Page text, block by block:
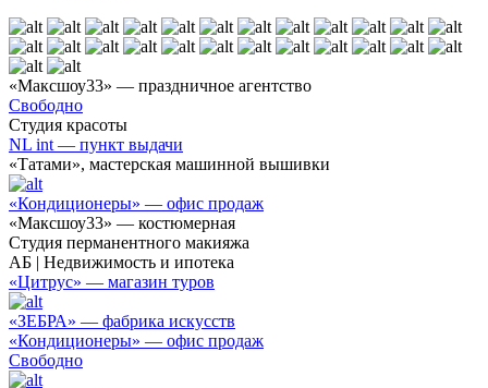
«Максшоу33» — праздничное агентство
Свободно
Студия красоты
NL int — пункт выдачи
«Татами», мастерская машинной вышивки
«Кондиционеры» — офис продаж
«Максшоу33» — костюмерная
Студия перманентного макияжа
АБ | Недвижимость и ипотека
«Цитрус» — магазин туров
«ЗЕБРА» — фабрика искусств
«Кондиционеры» — офис продаж
Свободно